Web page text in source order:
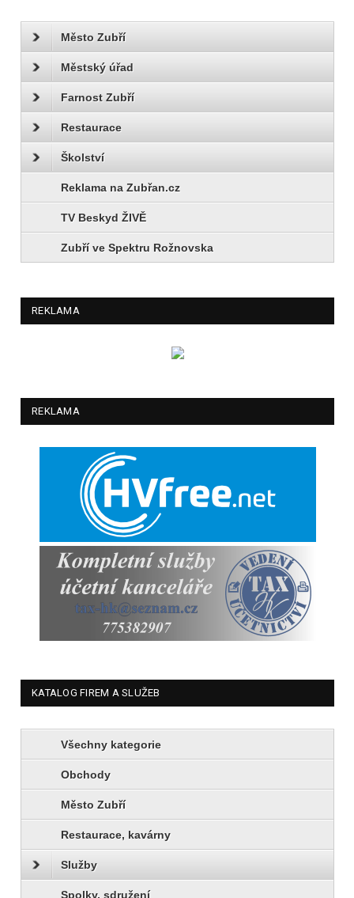
Město Zubří
Městský úřad
Farnost Zubří
Restaurace
Školství
Reklama na Zubřan.cz
TV Beskyd ŽIVĚ
Zubří ve Spektru Rožnovska
REKLAMA
REKLAMA
KATALOG FIREM A SLUŽEB
Všechny kategorie
Obchody
Město Zubří
Restaurace, kavárny
Služby
Spolky, sdružení